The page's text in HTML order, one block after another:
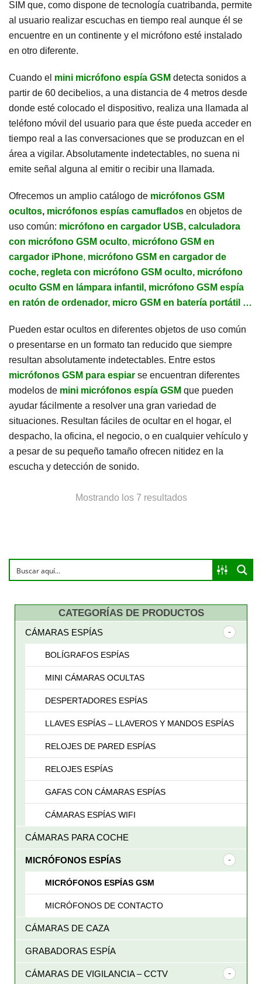
SIM que, como dispone de tecnología cuatribanda, permite
al usuario realizar escuchas en tiempo real aunque él se
encuentre en un continente y el micrófono esté instalado
en otro diferente.
Cuando el mini micrófono espía GSM detecta sonidos a
partir de 60 decibelios, a una distancia de 4 metros desde
donde esté colocado el dispositivo, realiza una llamada al
teléfono móvil del usuario para que éste pueda acceder en
tiempo real a las conversaciones que se produzcan en el
área a vigilar. Absolutamente indetectables, no suena ni
emite señal alguna al emitir o recibir una llamada.
Ofrecemos un amplio catálogo de micrófonos GSM
ocultos, micrófonos espías camuflados en objetos de
uso común: micrófono en cargador USB, calculadora
con micrófono GSM oculto, micrófono GSM en
cargador iPhone, micrófono GSM en cargador de
coche, regleta con micrófono GSM oculto, micrófono
oculto GSM en lámpara infantil, micrófono GSM espía
en ratón de ordenador, micro GSM en batería portátil …
Pueden estar ocultos en diferentes objetos de uso común
o presentarse en un formato tan reducido que siempre
resultan absolutamente indetectables. Entre estos
micrófonos GSM para espiar se encuentran diferentes
modelos de mini micrófonos espía GSM que pueden
ayudar fácilmente a resolver una gran variedad de
situaciones. Resultan fáciles de ocultar en el hogar, el
despacho, la oficina, el negocio, o en cualquier vehículo y
a pesar de su pequeño tamaño ofrecen nitidez en la
escucha y detección de sonido.
Mostrando los 7 resultadosOrdenado
alto
CATEGORÍAS DE PRODUCTOS
CÁMARAS ESPÍAS
BOLÍGRAFOS ESPÍAS
MINI CÁMARAS OCULTAS
DESPERTADORES ESPÍAS
LLAVES ESPÍAS – LLAVEROS Y MANDOS ESPÍAS
RELOJES DE PARED ESPÍAS
RELOJES ESPÍAS
GAFAS CON CÁMARAS ESPÍAS
CÁMARAS ESPÍAS WIFI
CÁMARAS PARA COCHE
MICRÓFONOS ESPÍAS
MICRÓFONOS ESPÍAS GSM
MICRÓFONOS DE CONTACTO
CÁMARAS DE CAZA
GRABADORAS ESPÍA
CÁMARAS DE VIGILANCIA – CCTV